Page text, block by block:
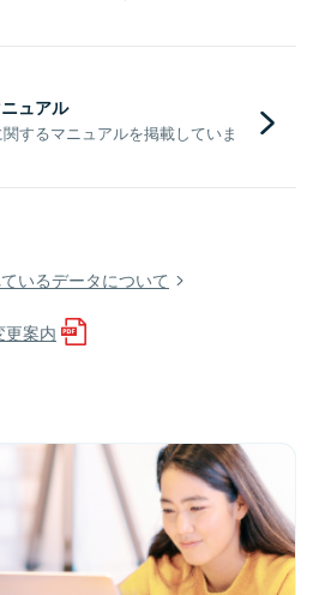
ュアル
するマニュアルを掲載していま
いるデータについて
案内